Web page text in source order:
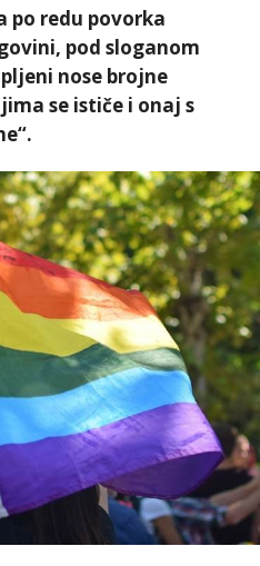
po redu povorka
pod sloganom
nose brojne
se ističe i onaj s